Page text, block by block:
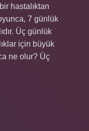
hastalıktan
7 günlük
Üç günlük
için büyük
ne olur? Üç